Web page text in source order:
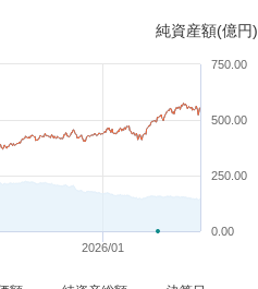
純資産額(億円)
2026/01
0.00
250.00
500.00
750.00